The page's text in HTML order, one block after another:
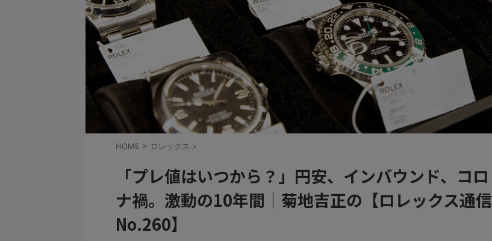
HOME > ロレックス >
「プレ値はいつから？」円安、インバウンド、コロ
ナ禍。激動の10年間｜菊地吉正の【ロレックス通信
No.260】